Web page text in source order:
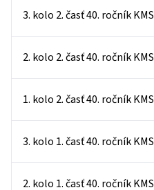
3. kolo 2. časť 40. ročník KMS
2. kolo 2. časť 40. ročník KMS
1. kolo 2. časť 40. ročník KMS
3. kolo 1. časť 40. ročník KMS
2. kolo 1. časť 40. ročník KMS